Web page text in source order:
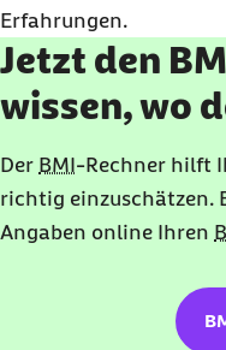
Erfahrungen.
Jetzt den
wissen, wo
Der BMI-Rechner hilft
richtig einzuschätzen.
Angaben online Ihren